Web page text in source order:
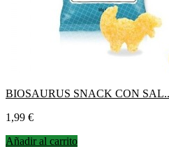
BIOSAURUS SNACK CON
Precio
1,99 €
Añadir al carrito